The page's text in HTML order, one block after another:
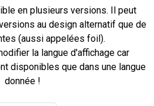
en plusieurs versions. Il peut
au design alternatif que de
(aussi appelées foil).
la langue d'affichage car
disponibles que dans une langue
donnée !